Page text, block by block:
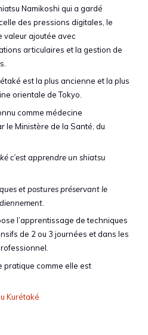
Namikoshi qui a gardé
des pressions digitales, le
valeur ajoutée avec
articulaires et la gestion de
est la plus ancienne et la plus
orientale de Tokyo.
comme médecine
le Ministère de la Santé, du
c’est apprendre un shiatsu
et postures préservant le
l’apprentissage de techniques
de 2 ou 3 journées et dans les
pratique comme elle est
Kurétaké